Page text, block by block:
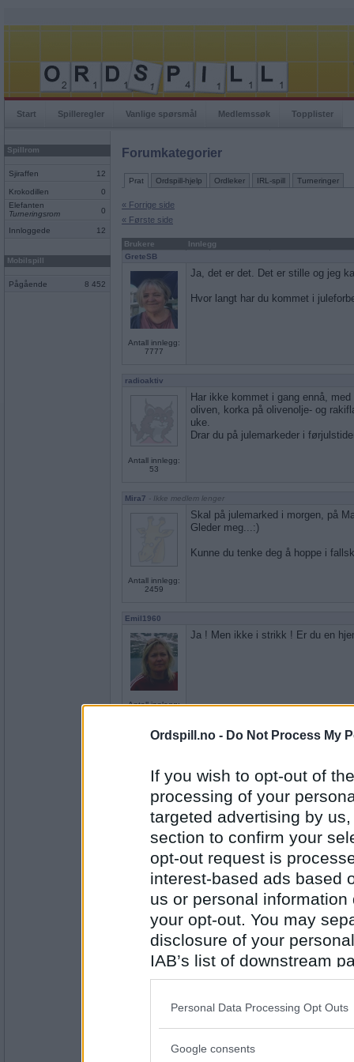
Ordspill.no - Do Not Process My
If you wish to opt-out of
processing of your
targeted advertising by
section to confirm your
opt-out request is
interest-based ads based
us or personal
your opt-out. You may
disclosure of your
IAB’s list of downstream
also be disclosed by us
Downstream Participants
Please note that this
Personal Data Processing Opt Outs
Google consents
Start Spilleregler Vanlige spørsmål Medlemssøk Topplister
Spillrom
Sjiraffen 12
Krokodillen
0
Elefanten
Turneringsrom
0
Innloggede 12
Mobilspill
Pågående 8 452
Forumkategorier
Prat Ordspill-hjelp Ordleker IRL-spill Turneringer
« Forrige side
« Første side
Brukere
Innlegg
GreteSB
Antall innlegg:
7777
Ja, det er det. Det er stille og jeg
Hvor langt har du kommet i
radioaktiv
Antall innlegg:
53
Har ikke kommet i gang ennå,
oliven, korka på olivenolje- og
uke.
Drar du på julemarkeder i
Mira7 - Ikke medlem lenger
Antall innlegg:
2459
Skal på julemarked i morgen, på
Gleder meg...:)
Kunne du tenke deg å hoppe i
Emil1960
Antall innlegg:
Ja ! Men ikke i strikk ! Er du en
pellkjell
Antall innlegg:
364
bør man ha lov til å ytre seg
hvorfor?
JamesO- Ikke medlem lenger
Antall innlegg:
Jo anonymitet bør kunne være
avgjørende samfunnsposisjoner
mener. for å skrive det enkelt.
Hva er den vakreste brune
komme på i farta ?
pellkjell
brun og slitt og godt brukt, en